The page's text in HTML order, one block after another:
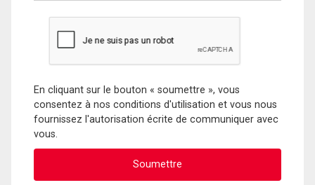
En cliquant sur le bouton « soumettre », vous
consentez à nos conditions d'utilisation et vous nous
fournissez l'autorisation écrite de communiquer avec
vous.